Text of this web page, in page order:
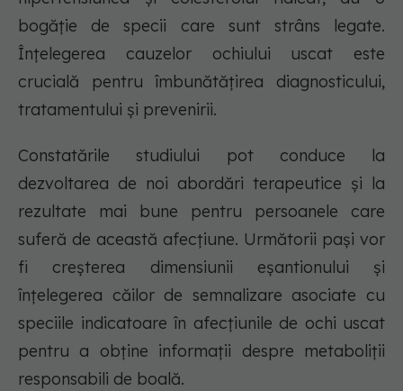
bogăție de specii care sunt strâns legate.
Înțelegerea cauzelor ochiului uscat este
crucială pentru îmbunătățirea diagnosticului,
tratamentului și prevenirii.
Constatările studiului pot conduce la
dezvoltarea de noi abordări terapeutice și la
rezultate mai bune pentru persoanele care
suferă de această afecțiune. Următorii pași vor
fi creșterea dimensiunii eșantionului și
înțelegerea căilor de semnalizare asociate cu
speciile indicatoare în afecțiunile de ochi uscat
pentru a obține informații despre metaboliții
responsabili de boală.